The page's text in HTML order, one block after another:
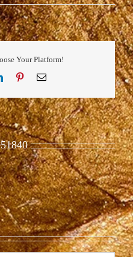
Your Platform!
LinkedInPinterestEmail